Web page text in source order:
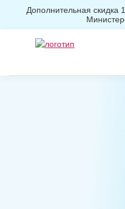
Дополнительная